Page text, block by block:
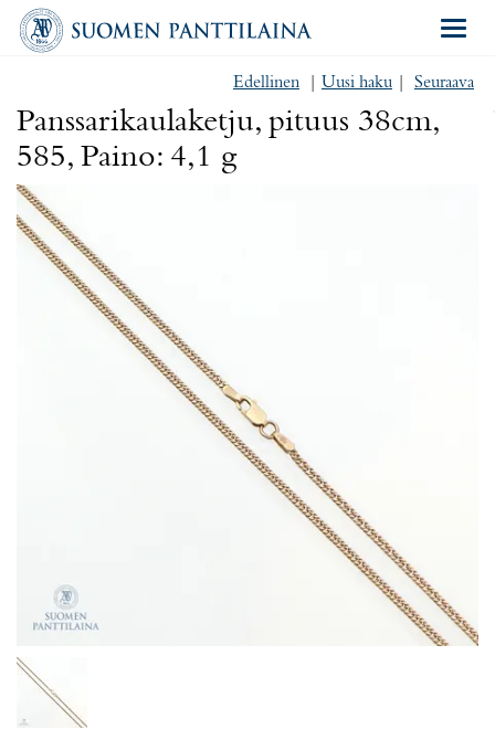
Edellinen Uusi haku Seuraava
Panssarikaulaketju, pituus 38cm,
585, Paino: 4,1 g